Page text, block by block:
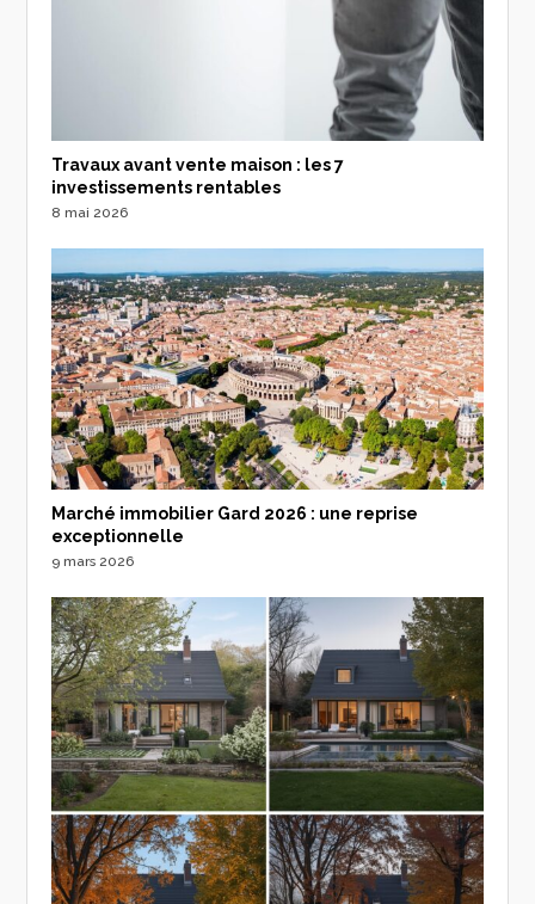
Travaux avant vente maison : les 7
investissements rentables
8 mai 2026
Marché immobilier Gard 2026 : une reprise
exceptionnelle
9 mars 2026